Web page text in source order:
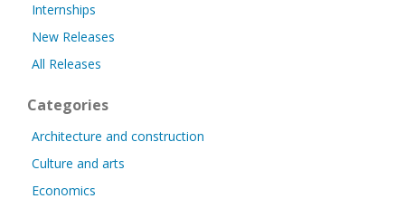
Internships
New Releases
All Releases
Categories
Architecture and construction
Culture and arts
Economics